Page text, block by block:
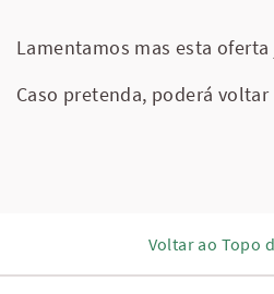
Lamentamos mas esta
Caso pretenda, poderá voltar
Voltar ao Topo